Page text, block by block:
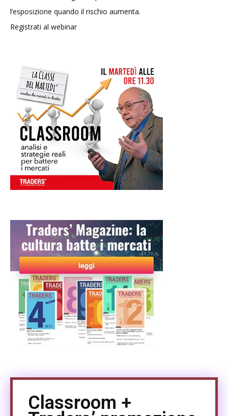
l’esposizione quando il rischio aumenta.
Registrati al webinar
Classroom +